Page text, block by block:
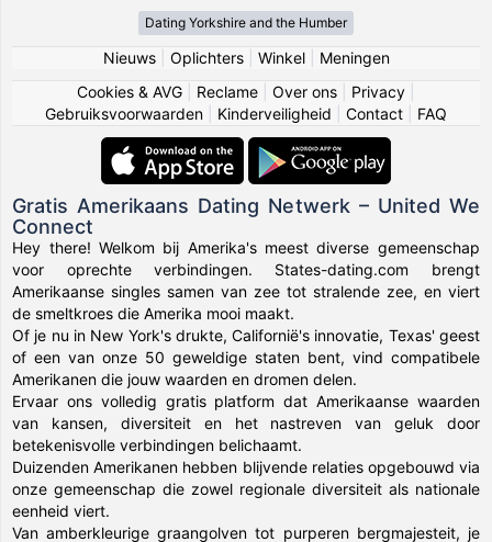
Dating Yorkshire and the Humber
Nieuws| Oplichters| Winkel| Meningen
Cookies & AVG
Reclame Over ons Privacy
Gebruiksvoorwaarden
Kinderveiligheid Contact FAQ
Gratis Amerikaans Dating Netwerk – United We
Connect
Hey there! Welkom bij Amerika's meest diverse gemeenschap
voor oprechte verbindingen. States-dating.com brengt
Amerikaanse singles samen van zee tot stralende zee, en viert
de smeltkroes die Amerika mooi maakt.
Of je nu in New York's drukte, Californië's innovatie, Texas' geest
of een van onze 50 geweldige staten bent, vind compatibele
Amerikanen die jouw waarden en dromen delen.
Ervaar ons volledig gratis platform dat Amerikaanse waarden
van kansen, diversiteit en het nastreven van geluk door
betekenisvolle verbindingen belichaamt.
Duizenden Amerikanen hebben blijvende relaties opgebouwd via
onze gemeenschap die zowel regionale diversiteit als nationale
eenheid viert.
Van amberkleurige graangolven tot purperen bergmajesteit, je